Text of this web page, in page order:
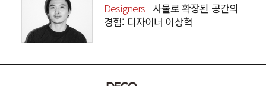
Designers 사물로 확장된 공간의
경험: 디자이너 이상혁